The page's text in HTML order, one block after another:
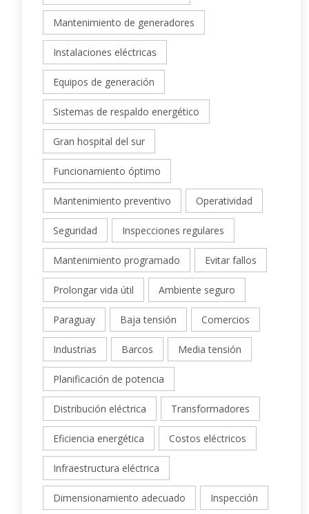
Mantenimiento de generadores
Instalaciones eléctricas
Equipos de generación
Sistemas de respaldo energético
Gran hospital del sur
Funcionamiento óptimo
Mantenimiento preventivo Operatividad
Seguridad Inspecciones regulares
Mantenimiento programado Evitar fallos
Prolongar vida útil Ambiente seguro
Paraguay Baja tensión Comercios
Industrias Barcos Media tensión
Planificación de potencia
Distribución eléctrica Transformadores
Eficiencia energética Costos eléctricos
Infraestructura eléctrica
Dimensionamiento adecuado Inspección